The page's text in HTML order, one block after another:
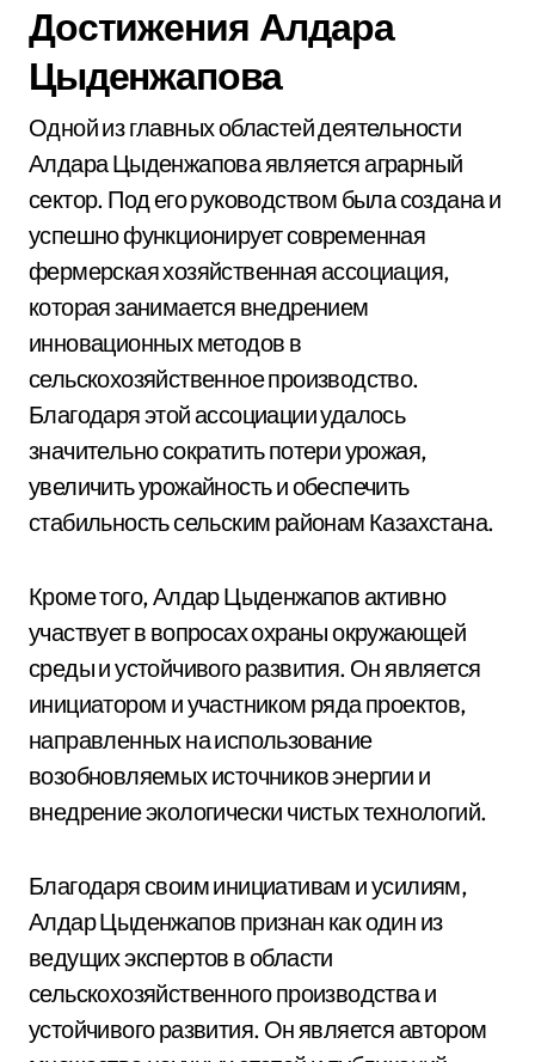
Достижения Алдара
Цыденжапова
Одной из главных областей деятельности
Алдара Цыденжапова является аграрный
сектор. Под его руководством была создана и
успешно функционирует современная
фермерская хозяйственная ассоциация,
которая занимается внедрением
инновационных методов в
сельскохозяйственное производство.
Благодаря этой ассоциации удалось
значительно сократить потери урожая,
увеличить урожайность и обеспечить
стабильность сельским районам Казахстана.
Кроме того, Алдар Цыденжапов активно
участвует в вопросах охраны окружающей
среды и устойчивого развития. Он является
инициатором и участником ряда проектов,
направленных на использование
возобновляемых источников энергии и
внедрение экологически чистых технологий.
Благодаря своим инициативам и усилиям,
Алдар Цыденжапов признан как один из
ведущих экспертов в области
сельскохозяйственного производства и
устойчивого развития. Он является автором